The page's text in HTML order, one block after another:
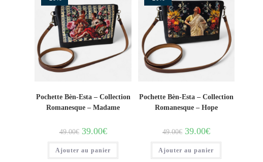
Pochette Bèn-Esta – Collection
Romanesque – Madame
49.00€ 39.00€
Ajouter au panier
Pochette Bèn-Esta – Collection
Romanesque – Hope
49.00€ 39.00€
Ajouter au panier